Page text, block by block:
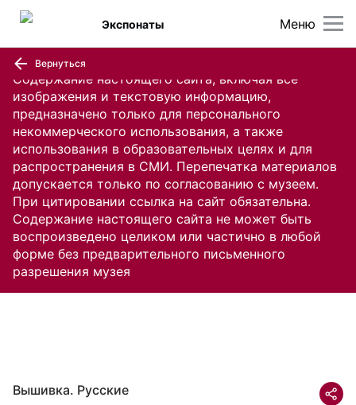
Содержание настоящего сайта, включая все
изображения и текстовую информацию,
предназначено только для персонального
некоммерческого использования, а также
использования в образовательных целях и для
распространения в СМИ. Перепечатка материалов
допускается только по согласованию с музеем.
При цитировании ссылка на сайт обязательна.
Содержание настоящего сайта не может быть
воспроизведено целиком или частично в любой
форме без предварительного письменного
разрешения музея
Меню
Экспонаты
Вернуться
Вышивка. Русские